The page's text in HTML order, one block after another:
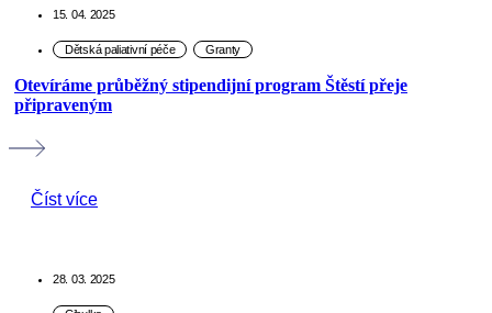
15. 04. 2025
Otevíráme průběžný stipendijní program Štěstí přeje
připraveným
Číst více
28. 03. 2025